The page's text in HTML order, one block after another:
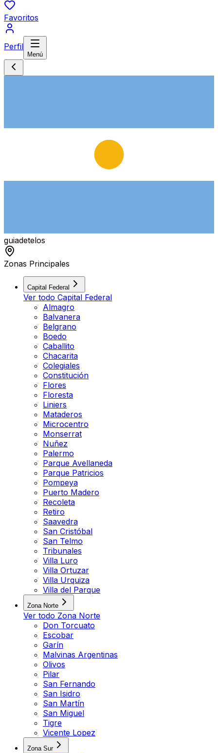
Favoritos
Perfil
Menú
guiadetelos
Zonas Principales
Capital Federal
Ver todo Capital Federal
Almagro
Balvanera
Belgrano
Boedo
Caballito
Chacarita
Colegiales
Constitución
Flores
Floresta
Liniers
Mataderos
Microcentro
Monserrat
Nuñez
Palermo
Parque Avellaneda
Parque Patricios
Pompeya
Puerto Madero
Recoleta
Retiro
Saavedra
San Cristóbal
San Telmo
Tribunales
Villa Luro
Villa Ortuzar
Villa Urquiza
Villa del Parque
Zona Norte
Ver todo Zona Norte
Don Torcuato
Escobar
Garín
Malvinas Argentinas
Olivos
Pilar
San Fernando
San Isidro
San Martín
San Miguel
Tigre
Vicente Lopez
Zona Sur